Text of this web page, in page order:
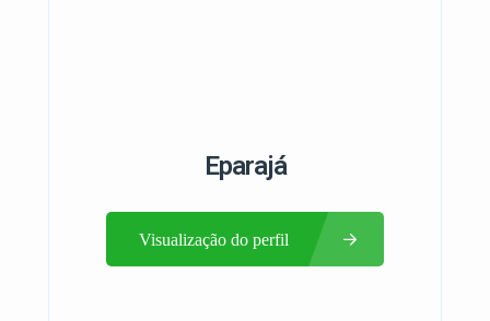
Eparajá
Visualização do perfil